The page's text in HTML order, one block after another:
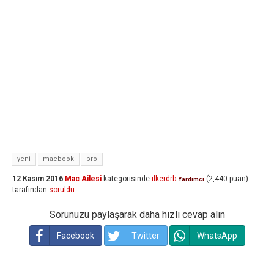
yeni macbook pro
12 Kasım 2016 Mac Ailesi kategorisinde ilkerdrb Yardımcı (2,440 puan)
tarafından soruldu
Sorunuzu paylaşarak daha hızlı cevap alın
Facebook Twitter WhatsApp